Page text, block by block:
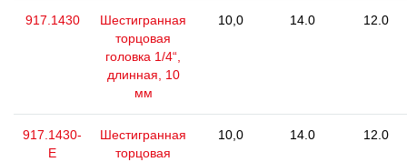
917.1430
Шестигранная
торцовая
головка 1/4“,
длинная, 10
мм
10,0 14.0 12.0
917.1430-
E
Шестигранная
торцовая
10,0 14.0 12.0